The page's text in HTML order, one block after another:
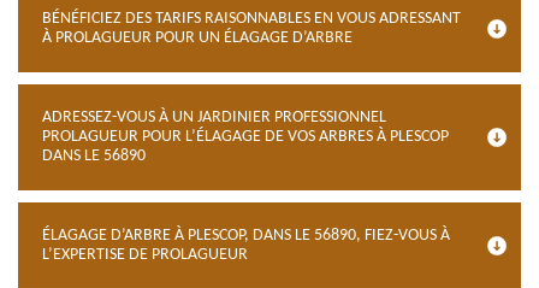
BÉNÉFICIEZ DES TARIFS RAISONNABLES EN VOUS ADRESSANT
À PROLAGUEUR POUR UN ÉLAGAGE D’ARBRE
ADRESSEZ-VOUS À UN JARDINIER PROFESSIONNEL
PROLAGUEUR POUR L’ÉLAGAGE DE VOS ARBRES À PLESCOP
DANS LE 56890
ÉLAGAGE D’ARBRE À PLESCOP, DANS LE 56890, FIEZ-VOUS À
L’EXPERTISE DE PROLAGUEUR